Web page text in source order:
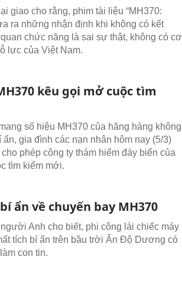
giao cho rằng, phim tài liệu “MH370:
ra những nhận định khi không có kết
chức năng là sai sự thật, không có cơ
lực của Việt Nam.
kêu gọi mở cuộc tìm
số hiệu MH370 của hãng hàng không
gia đình các nạn nhân hôm nay (5/3)
phép công ty thám hiểm đáy biển của
tìm kiếm mới.
ẩn về chuyến bay MH370
Anh cho biết, phi công lái chiếc máy
tích bí ẩn trên bầu trời Ấn Độ Dương có
con tin.